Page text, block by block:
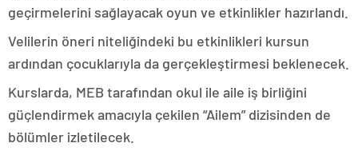
geçirmelerini sağlayacak oyun ve etkinlikler hazırlandı.
Velilerin öneri niteliğindeki bu etkinlikleri kursun
ardından çocuklarıyla da gerçekleştirmesi beklenecek.
Kurslarda, MEB tarafından okul ile aile iş birliğini
güçlendirmek amacıyla çekilen “Ailem” dizisinden de
bölümler izletilecek.